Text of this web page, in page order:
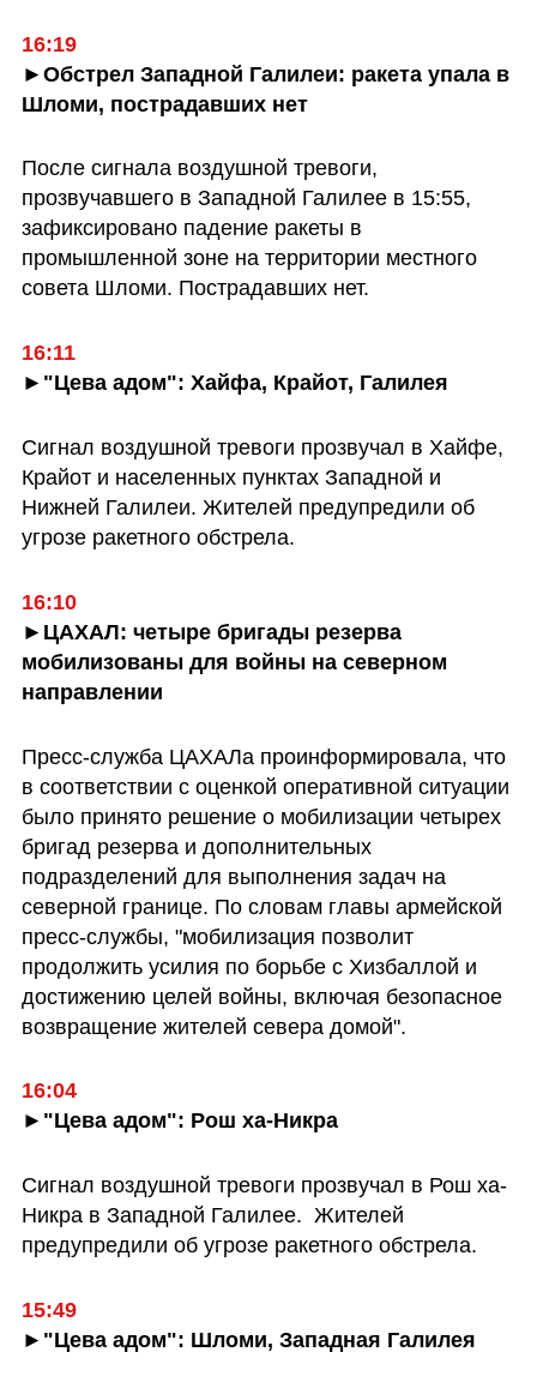
16:19
►Обстрел Западной Галилеи: ракета упала в
Шломи, пострадавших нет
После сигнала воздушной тревоги,
прозвучавшего в Западной Галилее в 15:55,
зафиксировано падение ракеты в
промышленной зоне на территории местного
совета Шломи. Пострадавших нет.
16:11
►"Цева адом": Хайфа, Крайот, Галилея
Сигнал воздушной тревоги прозвучал в Хайфе,
Крайот и населенных пунктах Западной и
Нижней Галилеи. Жителей предупредили об
угрозе ракетного обстрела.
16:10
►ЦАХАЛ: четыре бригады резерва
мобилизованы для войны на северном
направлении
Пресс-служба ЦАХАЛа проинформировала, что
в соответствии с оценкой оперативной ситуации
было принято решение о мобилизации четырех
бригад резерва и дополнительных
подразделений для выполнения задач на
северной границе. По словам главы армейской
пресс-службы, "мобилизация позволит
продолжить усилия по борьбе с Хизбаллой и
достижению целей войны, включая безопасное
возвращение жителей севера домой".
16:04
►"Цева адом": Рош ха-Никра
Сигнал воздушной тревоги прозвучал в Рош ха-
Никра в Западной Галилее.  Жителей
предупредили об угрозе ракетного обстрела.
15:49
►"Цева адом": Шломи, Западная Галилея